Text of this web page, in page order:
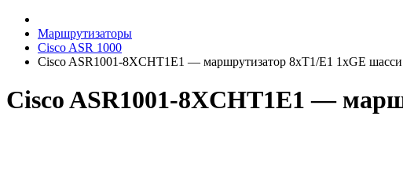
Маршрутизаторы
Cisco ASR 1000
Cisco ASR1001-8XCHT1E1 — маршрутизатор 8xT1/E1 1xGE шасси
Cisco ASR1001-8XCHT1E1 —